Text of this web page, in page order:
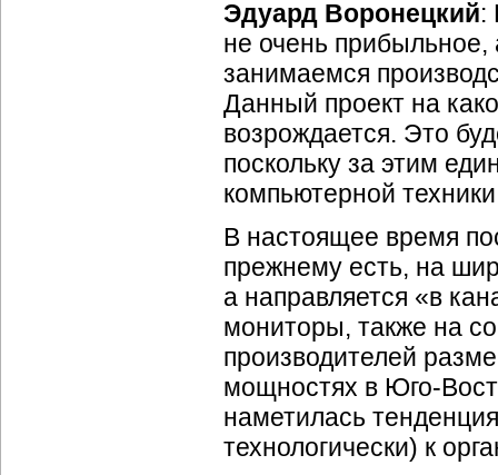
Эдуард Воронецкий:
не очень
занимаемся
Данный проект на
возрождается. Это
поскольку за этим
компьютерной
В настоящее время
прежнему есть, на
а направляется «в
мониторы, также на
производителей
мощностях в Юго-
наметилась
технологически) к